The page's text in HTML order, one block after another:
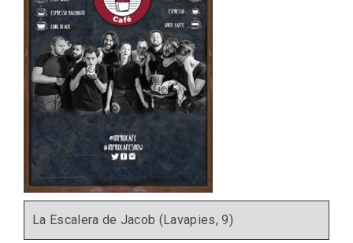
La Escalera de Jacob (Lavapies, 9)